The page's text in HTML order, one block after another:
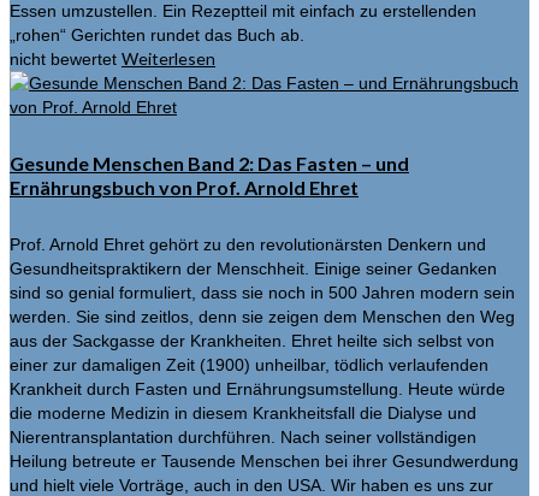
Essen umzustellen. Ein Rezeptteil mit einfach zu erstellenden
„rohen“ Gerichten rundet das Buch ab.
nicht bewertet Weiterlesen
Gesunde Menschen Band 2: Das Fasten – und
Ernährungsbuch von Prof. Arnold Ehret
Prof. Arnold Ehret gehört zu den revolutionärsten Denkern und
Gesundheitspraktikern der Menschheit. Einige seiner Gedanken
sind so genial formuliert, dass sie noch in 500 Jahren modern sein
werden. Sie sind zeitlos, denn sie zeigen dem Menschen den Weg
aus der Sackgasse der Krankheiten. Ehret heilte sich selbst von
einer zur damaligen Zeit (1900) unheilbar, tödlich verlaufenden
Krankheit durch Fasten und Ernährungsumstellung. Heute würde
die moderne Medizin in diesem Krankheitsfall die Dialyse und
Nierentransplantation durchführen. Nach seiner vollständigen
Heilung betreute er Tausende Menschen bei ihrer Gesundwerdung
und hielt viele Vorträge, auch in den USA. Wir haben es uns zur